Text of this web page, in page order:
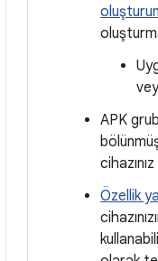
oluşturun
APK
Özellik